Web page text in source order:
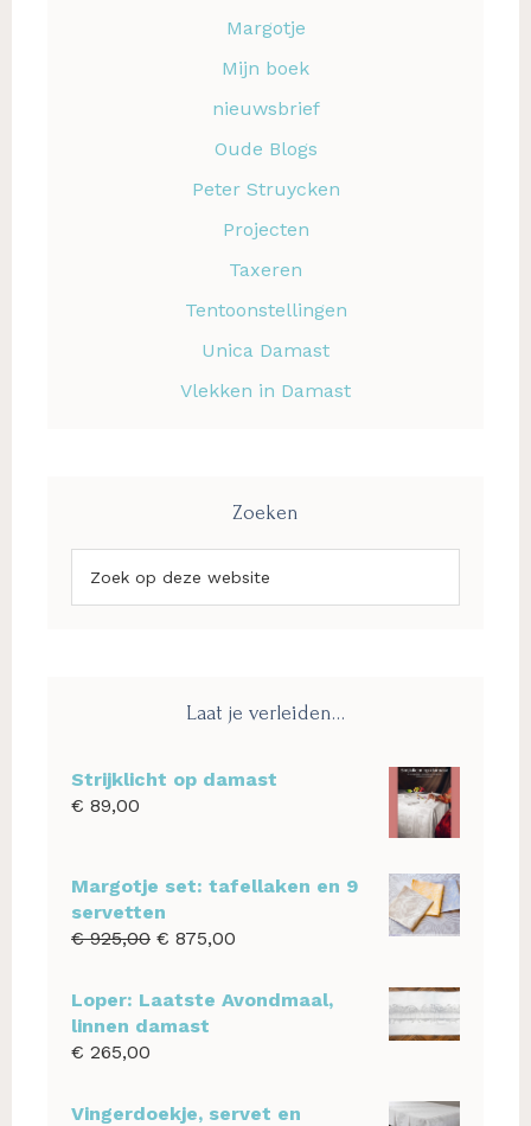
Margotje
Mijn boek
nieuwsbrief
Oude Blogs
Peter Struycken
Projecten
Taxeren
Tentoonstellingen
Unica Damast
Vlekken in Damast
Zoeken
op
Laat je verleiden…
Strijklicht op damast
€ 89,00
Margotje set: tafellaken en 9
servetten
€925,00 Oorspronkelijke
was:
€ 925,00.
€ 875,00
Loper: Laatste Avondmaal,
linnen damast
€ 265,00
Vingerdoekje, servet en